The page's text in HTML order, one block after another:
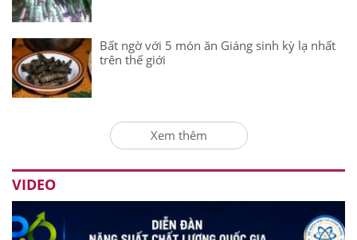
Bất ngờ với 5 món ăn Giáng sinh kỳ lạ nhất
trên thế giới
Xem thêm
VIDEO